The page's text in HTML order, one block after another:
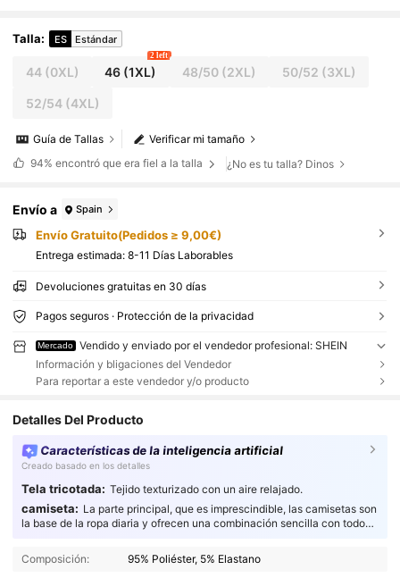
Talla: ES Estándar
44(0XL) 46 (1XL)
2 left
48/50(2XL) 50/52 (3XL)
52/54(4XL)
Verificar mi tamaño
Guía de Tallas
94% encontró que era fiel a la talla ¿No es tu talla? Dinos
Envío a Spain
Envío Gratuito(Pedidos ≥ 9,00€)
Entrega estimada: 8-11 Días Laborables
Devoluciones gratuitas en 30 días
Pagos seguros · Protección de la privacidad
Mercado
Vendido y enviado por el vendedor profesional: SHEIN
Información y bligaciones del Vendedor
Para reportar a este vendedor y/o producto
Detalles Del Producto
Características de la inteligencia artificial
Creado basado en los detalles
Tela tricotada: Tejido texturizado con un aire relajado.
camiseta: La parte principal, que es imprescindible, las camisetas son
la base de la ropa diaria y ofrecen una combinación sencilla con todo
Composición:
95% Poliéster, 5% Elastano